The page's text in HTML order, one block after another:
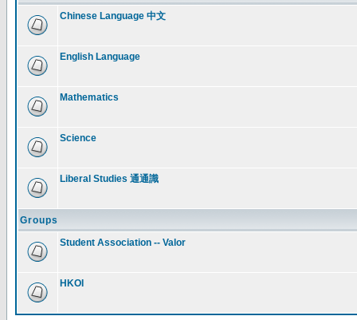
Chinese Language 中文
English Language
Mathematics
Science
Liberal Studies 通通識
Groups
Student Association -- Valor
HKOI